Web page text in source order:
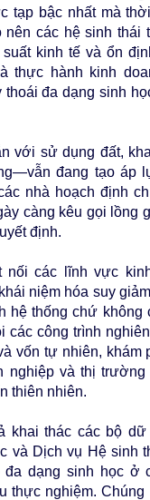
tạp bậc nhất mà
các hệ sinh thái
kinh tế và ổn
thực hành kinh
đa dạng sinh
với sử dụng đất,
đang tạo áp
nhà hoạch định
càng kêu gọi lồng
định.
nối các lĩnh vực
niệm hóa suy
hệ thống chứ không
các công trình
vốn tự nhiên, khám
nghiệp và thị
thiên nhiên.
khai thác các bộ
và Dịch vụ Hệ sinh
dạng sinh học ở
thực nghiệm. Chúng